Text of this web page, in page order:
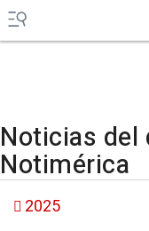
Noticias
Notimérica
2025